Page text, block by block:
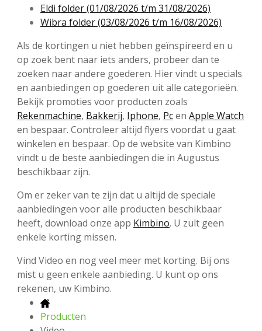
Eldi folder (01/08/2026 t/m 31/08/2026)
Wibra folder (03/08/2026 t/m 16/08/2026)
Als de kortingen u niet hebben geïnspireerd en u
op zoek bent naar iets anders, probeer dan te
zoeken naar andere goederen. Hier vindt u specials
en aanbiedingen op goederen uit alle categorieën.
Bekijk promoties voor producten zoals
Rekenmachine, Bakkerij, Iphone, Pcen Apple Watch
en bespaar. Controleer altijd flyers voordat u gaat
winkelen en bespaar. Op de website van Kimbino
vindt u de beste aanbiedingen die in Augustus
beschikbaar zijn.
Om er zeker van te zijn dat u altijd de speciale
aanbiedingen voor alle producten beschikbaar
heeft, download onze app Kimbino. U zult geen
enkele korting missen.
Vind Video en nog veel meer met korting. Bij ons
mist u geen enkele aanbieding. U kunt op ons
rekenen, uw Kimbino.
Producten